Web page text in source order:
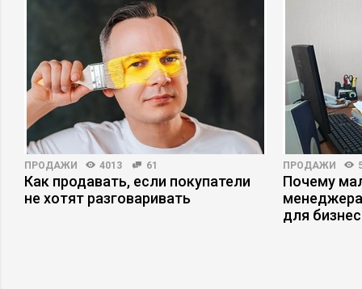
ПРОДАЖИ 4013 61
Как продавать, если покупатели
не хотят разговаривать
ПРОДАЖИ
Почему
для